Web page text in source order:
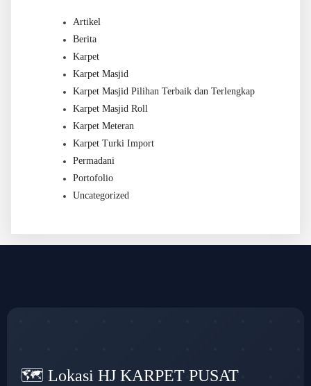
Artikel
Berita
Karpet
Karpet Masjid
Karpet Masjid Pilihan Terbaik dan Terlengkap
Karpet Masjid Roll
Karpet Meteran
Karpet Turki Import
Permadani
Portofolio
Uncategorized
🗺️ Lokasi HJ KARPET PUSAT